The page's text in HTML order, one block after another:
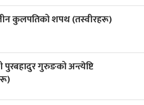
तीन कुलपतिको शपथ (तस्वीरहरू)
पुरबहादुर गुरुङको अन्त्येष्टि